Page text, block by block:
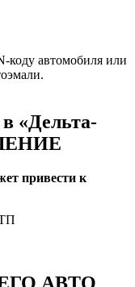
коду автомобиля или
привести к
АВТО